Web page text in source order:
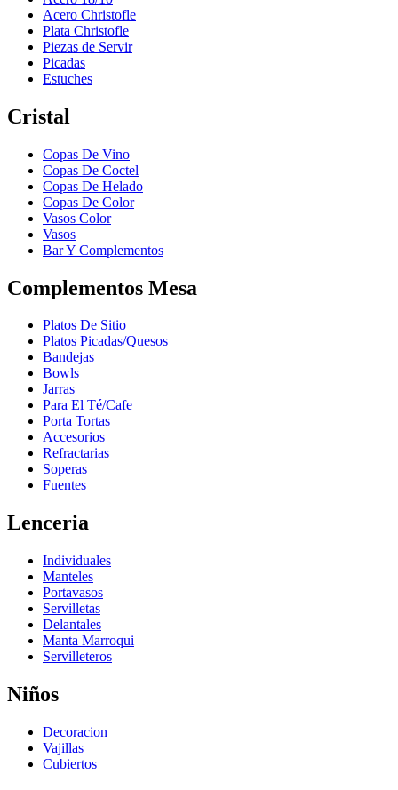
Acero Christofle
Plata Christofle
Piezas de Servir
Picadas
Estuches
Cristal
Copas De Vino
Copas De Coctel
Copas De Helado
Copas De Color
Vasos Color
Vasos
Bar Y Complementos
Complementos Mesa
Platos De Sitio
Platos Picadas/Quesos
Bandejas
Bowls
Jarras
Para El Té/Cafe
Porta Tortas
Accesorios
Refractarias
Soperas
Fuentes
Lenceria
Individuales
Manteles
Portavasos
Servilletas
Delantales
Manta Marroqui
Servilleteros
Niños
Decoracion
Vajillas
Cubiertos